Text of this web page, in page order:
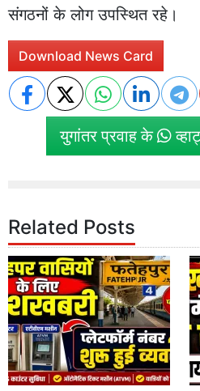
संगठनों के लोग उपस्थित रहे।
Download News Card
युगांतर प्रवाह के
Related Posts